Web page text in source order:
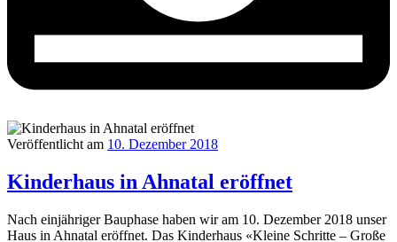
Veröffentlicht am 10. Dezember 2018
Kinderhaus in Ahnatal eröffnet
Nach einjähriger Bauphase haben wir am 10. Dezember 2018 unser
Haus in Ahnatal eröffnet. Das Kinderhaus «Kleine Schritte – Große